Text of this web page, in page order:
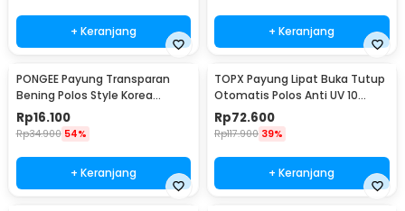
+ Keranjang + Keranjang
PONGEE Payung Transparan
Bening Polos Style Korea
Jepang 8 Bone 90cm - P077
Rp16.100
Rp34.900 54%
+ Keranjang
TOPX Payung Lipat Buka Tutup
Otomatis Polos Anti UV 10
Bone 105cm - T1212
Rp72.600
Rp117.900 39%
+ Keranjang